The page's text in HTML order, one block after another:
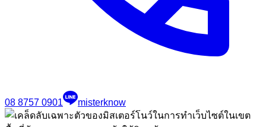
08 8757 0901 misterknow